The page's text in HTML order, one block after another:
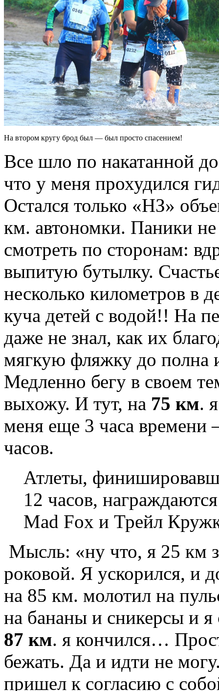
На втором кругу брод был — был просто спасением!
Все шло по накатанной
что у меня прохудился
Остался только «НЗ»
км. автономки. Паники
смотреть по сторонам:
выпитую бутылку.
несколько километров в
куча детей с водой!! На
даже не знал, как их
мягкую фляжку до полна
Медленно бегу в своем
выхожу. И тут, на 75 км.
меня еще 3 часа времени
часов.
Атлеты,
12 часов,
Mad Fox и Трейл
Мысль: «ну что, я 25 км
роковой. Я ускорился, и
на 85 км. молотил на
на бананы и сникерсы и
87 км. я кончился…
бежать. Да и идти не
пришел к согласию с